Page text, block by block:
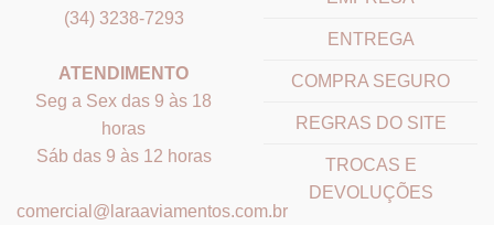
(34) 3238-7293
ATENDIMENTO
Seg a Sex das 9 às 18
horas
Sáb das 9 às 12 horas
comercial@laraaviamentos.com.br
ENTREGA
COMPRA SEGURO
REGRAS DO SITE
TROCAS E
DEVOLUÇÕES